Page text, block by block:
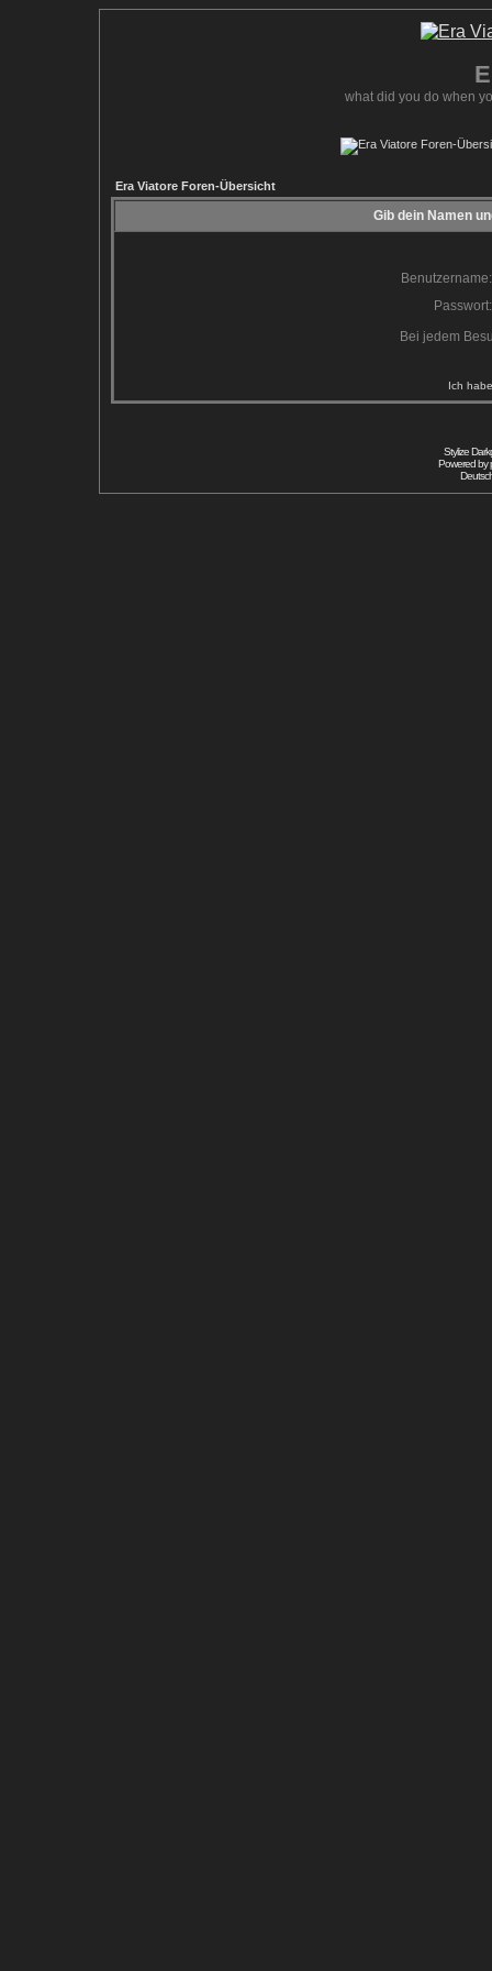
what did you do when
Era Viatore Foren-Übersicht
Gib dein Namen
Benutzername:
Passwort:
Bei jedem
Ich
Stylize
Powered by